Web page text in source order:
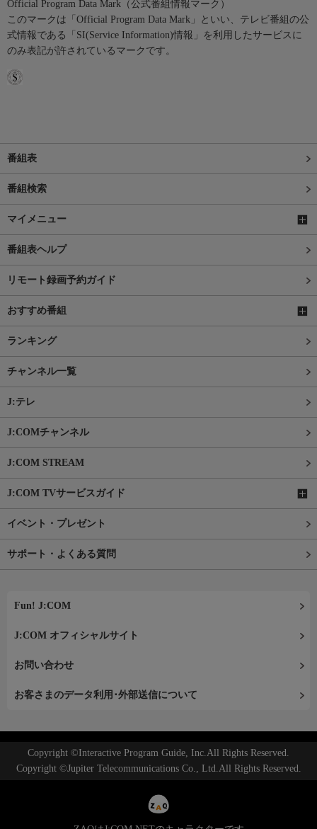
Official Program Data Mark（公式番組情報マーク）
このマークは「Official Program Data Mark」といい、テレビ番組の公
式情報である「SI(Service Information)情報」を利用したサービスに
のみ表記が許されているマークです。
番組表
番組検索
マイメニュー
番組表ヘルプ
リモート録画予約ガイド
おすすめ番組
ランキング
チャンネル一覧
J:テレ
J:COMチャンネル
J:COM STREAM
J:COM TVサービスガイド
イベント・プレゼント
サポート・よくある質問
Fun! J:COM
J:COM オフィシャルサイト
お問い合わせ
お客さまのデータ利用･外部送信について
Copyright ©Interactive Program Guide, Inc.All Rights Reserved.
Copyright ©Jupiter Telecommunications Co., Ltd.All Rights Reserved.